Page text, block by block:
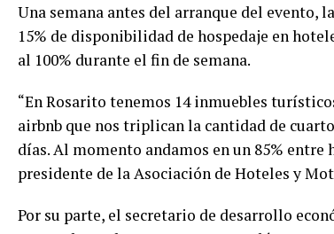
Una semana antes del arranque del evento,
15% de disponibilidad de hospedaje en
al 100% durante el fin de semana.
“En Rosarito tenemos 14 inmuebles
airbnb que nos triplican la cantidad de
días. Al momento andamos en un 85%
presidente de la Asociación de Hoteles y
Por su parte, el secretario de desarrollo